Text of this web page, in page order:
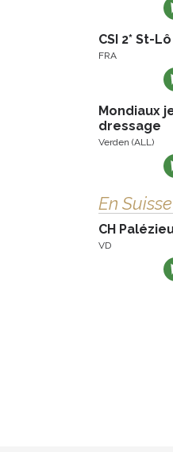
CSI 2* St-Lô
FRA
Mondiaux
dressage
Verden (ALL)
En Suisse
CH
VD